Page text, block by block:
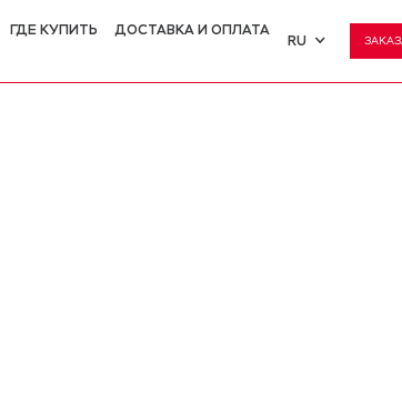
ГДЕ КУПИТЬ
ДОСТАВКА И ОПЛАТА
RU
RU